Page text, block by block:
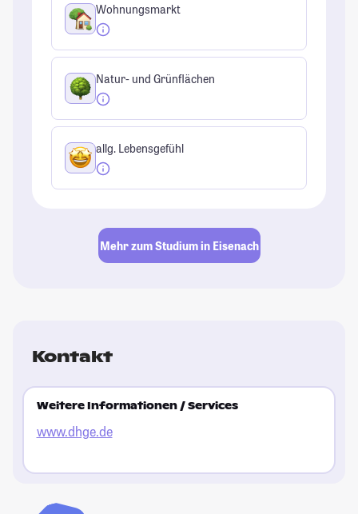
Wohnungsmarkt
Natur- und Grünflächen
allg. Lebensgefühl
Mehr zum Studium in Eisenach
Kontakt
Weitere Informationen / Services
www.dhge.de